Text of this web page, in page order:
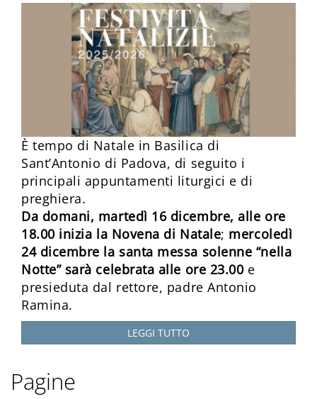
È tempo di Natale in Basilica di
Sant’Antonio di Padova, di seguito i
principali appuntamenti liturgici e di
preghiera.
Da domani, martedì 16 dicembre, alle ore
18.00 inizia la Novena di Natale; mercoledì
24 dicembre la santa messa solenne “nella
Notte” sarà celebrata alle ore 23.00e
presieduta dal rettore, padre Antonio
Ramina.
LEGGI TUTTO
Pagine